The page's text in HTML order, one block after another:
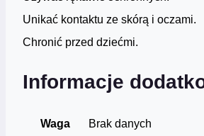
Unikać kontaktu ze skórą i oczami.
Chronić przed dziećmi.
Informacje
Waga Brak danych